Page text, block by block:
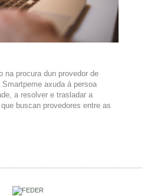
na procura dun provedor de
axuda á persoa
a resolver e trasladar a
buscan provedores entre as